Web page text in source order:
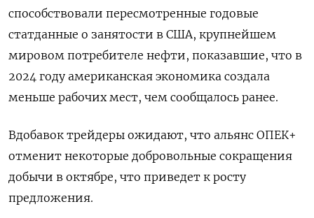
способствовали пересмотренные годовые
статданные о занятости в США, крупнейшем
мировом потребителе нефти, показавшие, что в
2024 году американская экономика создала
меньше рабочих мест, чем сообщалось ранее.
Вдобавок трейдеры ожидают, что альянс ОПЕК+
отменит некоторые добровольные сокращения
добычи в октябре, что приведет к росту
предложения.